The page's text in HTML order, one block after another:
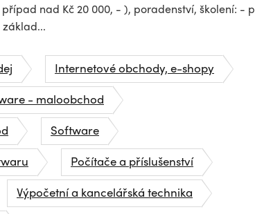
nad Kč 20 000, - ), poradenství, školení: -
základ...
Internetové obchody, e-shopy
- maloobchod
Software
Počítače a příslušenství
Výpočetní a kancelářská technika